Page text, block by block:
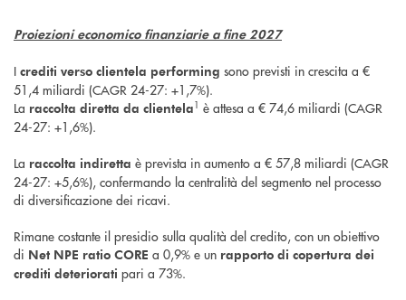
Proiezioni economico finanziarie a fine 2027
I crediti verso clientela performing sono previsti in crescita a €
51,4 miliardi (CAGR 24-27: +1,7%).
La raccolta diretta da clientela1 è attesa a € 74,6 miliardi (CAGR
24-27: +1,6%).
La raccolta indiretta è prevista in aumento a € 57,8 miliardi (CAGR
24-27: +5,6%), confermando la centralità del segmento nel processo
di diversificazione dei ricavi.
Rimane costante il presidio sulla qualità del credito, con un obiettivo
di Net NPE ratio CORE a 0,9% e un rapporto di copertura dei
crediti deteriorati pari a 73%.